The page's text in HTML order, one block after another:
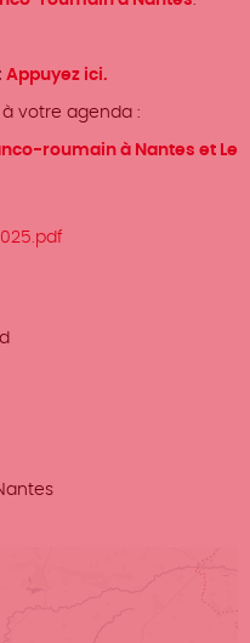
Appuyez ici.
votre agenda :
roumain à Nantes et Le